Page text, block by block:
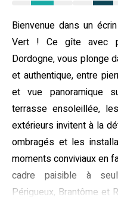
Bienvenue dans un
Vert ! Ce gîte avec
Dordogne, vous plonge
et authentique, entre
et vue panoramique
terrasse ensoleillée,
extérieurs invitent à la
ombragés et les
moments conviviaux en
cadre paisible à
Périgueux, Brantôme et